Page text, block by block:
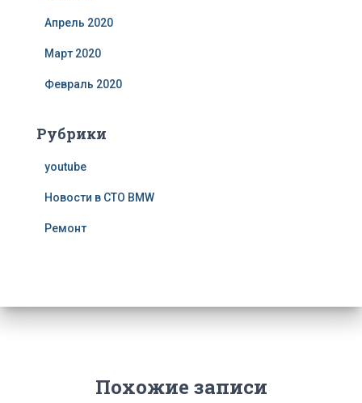
Апрель 2020
Март 2020
Февраль 2020
Рубрики
youtube
Новости в СТО BMW
Ремонт
Похожие записи